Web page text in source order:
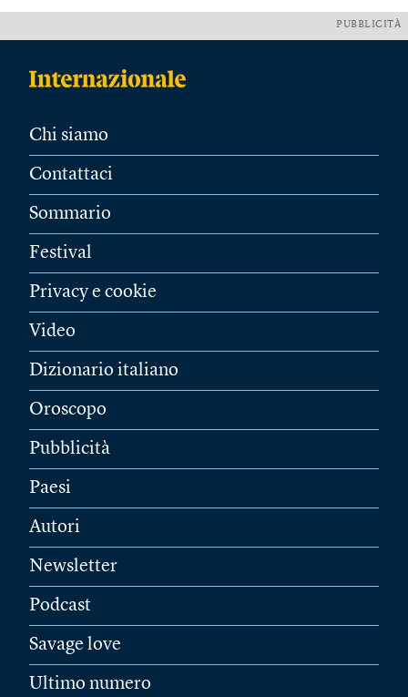
PUBBLICITÀ
Chi siamo
Contattaci
Sommario
Festival
Privacy e cookie
Video
Dizionario italiano
Oroscopo
Pubblicità
Paesi
Autori
Newsletter
Podcast
Savage love
Ultimo numero